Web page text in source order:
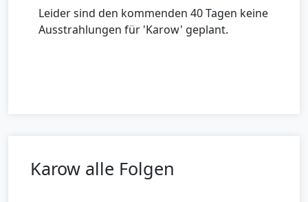
Leider sind den kommenden 40 Tagen keine
Ausstrahlungen für 'Karow' geplant.
Karow alle Folgen